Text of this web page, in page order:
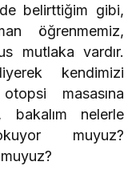
belirttiğim gibi,
öğrenmemiz,
mutlaka vardır.
kendimizi
otopsi masasına
bakalım nelerle
muyuz?
muyuz?